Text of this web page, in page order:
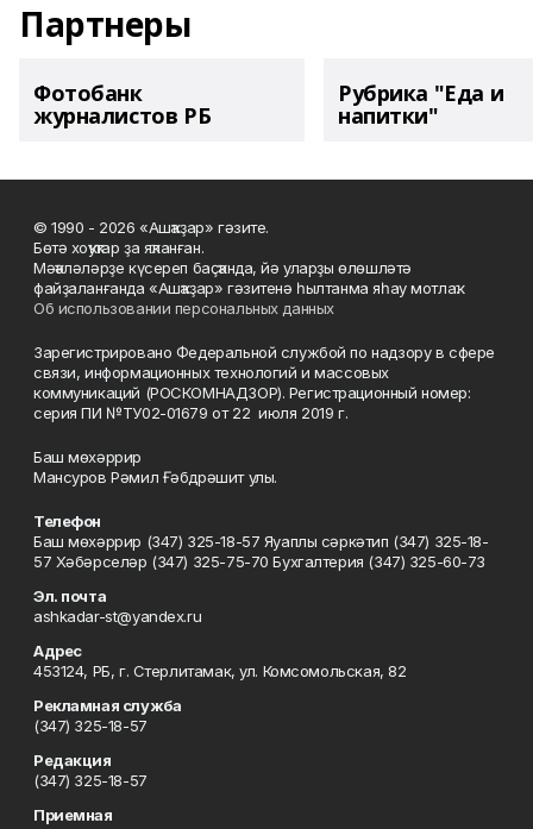
Партнеры
Фотобанк
журналистов РБ
Рубрика "Еда и
напитки"
© 1990 - 2026 «Ашҡаҙар» гәзите.
Бөтә хоҡуҡтар ҙа яҡланған.
Мәҡәләләрҙе күсереп баҫҡанда, йә уларҙы өлөшләтә
файҙаланғанда «Ашҡаҙар» гәзитенә һылтанма яһау мотлаҡ.
Об использовании персональных данных
Зарегистрировано Федеральной службой по надзору в сфере
связи, информационных технологий и массовых
коммуникаций (РОСКОМНАДЗОР). Регистрационный номер:
серия ПИ №ТУ02-01679 от 22 июля 2019 г.
Баш мөхәррир
Мансуров Рәмил Ғәбдрәшит улы.
Телефон
Баш мөхәррир (347) 325-18-57 Яуаплы сәркәтип (347) 325-18-
57 Хәбәрселәр (347) 325-75-70 Бухгалтерия (347) 325-60-73
Эл. почта
ashkadar-st@yandex.ru
Адрес
453124, РБ, г. Стерлитамак, ул. Комсомольская, 82
Рекламная служба
(347) 325-18-57
Редакция
(347) 325-18-57
Приемная